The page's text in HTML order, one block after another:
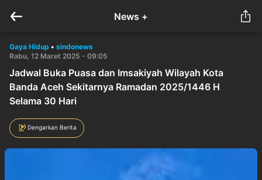
News +
Gaya Hidup • sindonews
Rabu, 12 Maret 2025 - 09:05
Jadwal Buka Puasa dan Imsakiyah Wilayah Kota
Banda Aceh Sekitarnya Ramadan 2025/1446 H
Selama 30 Hari
Dengarkan Berita